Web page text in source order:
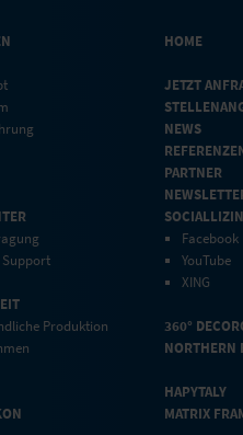
Support
Produktion
HOME
JETZT
NEWS
PARTNER
Facebook
YouTube
XING
360°
NORTHERN
HAPYTALY
MATRIX